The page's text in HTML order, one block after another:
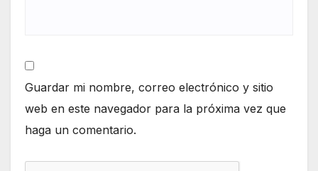
Guardar mi nombre, correo electrónico y sitio
web en este navegador para la próxima vez que
haga un comentario.